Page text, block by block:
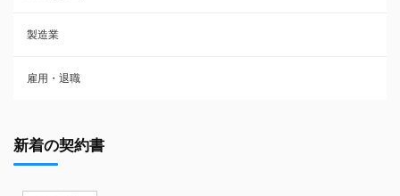
製造業
雇用・退職
新着の契約書